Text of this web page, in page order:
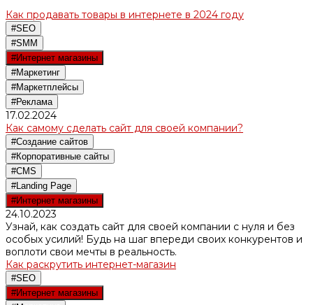
Как продавать товары в интернете в 2024 году
#SEO
#SMM
#Интернет магазины
#Маркетинг
#Маркетплейсы
#Реклама
17.02.2024
Как самому сделать сайт для своей компании?
#Создание сайтов
#Корпоративные сайты
#CMS
#Landing Page
#Интернет магазины
24.10.2023
Узнай, как создать сайт для своей компании с нуля и без
особых усилий! Будь на шаг впереди своих конкурентов и
воплоти свои мечты в реальность.
Как раскрутить интернет-магазин
#SEO
#Интернет магазины